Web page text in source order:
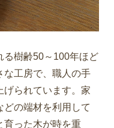
る樹齢50～100年ほど
な工房で、職人の手
げられています。家
の端材を利用して
育った木が時を重